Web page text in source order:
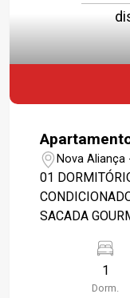
Nova Aliança
01
SACADA
GARAGEM.
1
Dorm.